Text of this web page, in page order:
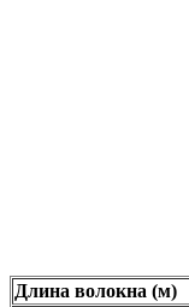
Длина волокна (м)